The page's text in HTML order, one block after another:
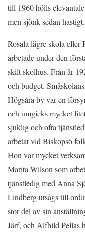
till 1960 hölls
men sjönk sedan
Rosala lägre skola eller
arbetade under den
skilt skolhus. Från år
och budget.
Högsåra by var en
och umgicks mycket
sjuklig och ofta
arbetat vid Biskopsö
Hon var mycket
Marita Wilson som
tjänstledig med Anna
Lindberg utsågs till
stor del av sin
Järf, och Alfhild Pellas